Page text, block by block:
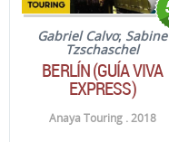
Gabriel Calvo; Sabine
Tzschaschel
BERLÍN (GUÍA VIVA
EXPRESS)
Anaya Touring . 2018